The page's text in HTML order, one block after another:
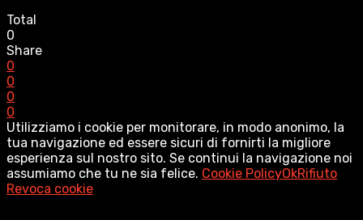
Total
0
Share
0
0
0
0
Utilizziamo i cookie per monitorare, in modo anonimo, la
tua navigazione ed essere sicuri di fornirti la migliore
esperienza sul nostro sito. Se continui la navigazione noi
assumiamo che tu ne sia felice. Cookie PolicyOkRifiuto
Revoca cookie